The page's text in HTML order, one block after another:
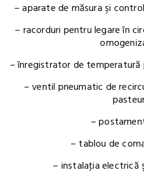
– aparate de măsura şi
– racorduri pentru legare în
– înregistrator de
– ventil pneumatic de
–
– tablou de
– instalaţia electrică